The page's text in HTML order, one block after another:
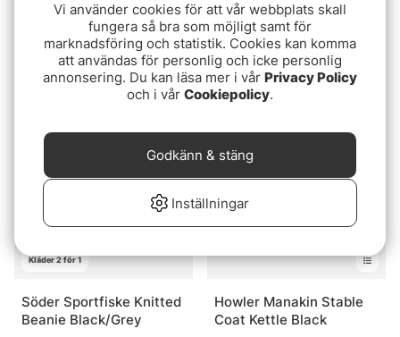
Vision Float Neck Cord
149 kr
Wingo Fish Skin Neck
Gaiter
349 kr
Kläder 2 för 1
Söder Sportfiske Knitted
Beanie Black/Grey
Howler Manakin Stable
Coat Kettle Black
Vi använder cookies för att vår webbplats skall
fungera så bra som möjligt samt för
marknadsföring och statistik. Cookies kan komma
att användas för personlig och icke personlig
annonsering. Du kan läsa mer i vår Privacy Policy
och i vår Cookiepolicy.
Inställningar
Godkänn & stäng